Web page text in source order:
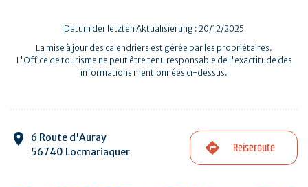
Datum der letzten Aktualisierung : 20/12/2025
La mise à jour des calendriers est gérée par les propriétaires.
L'Office de tourisme ne peut être tenu responsable de l'exactitude des
informations mentionnées ci-dessus.
6 Route d'Auray
56740 Locmariaquer
Reiseroute